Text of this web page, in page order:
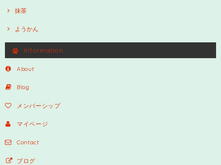
抹茶
ようかん
Information
About
Blog
メンバーシップ
マイページ
Contact
ブログ